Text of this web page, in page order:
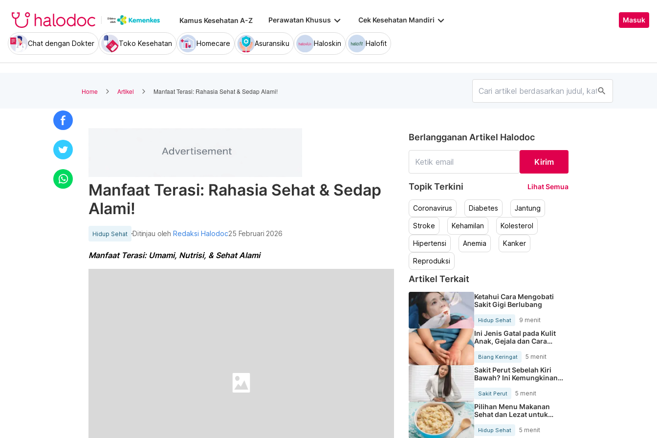
Kamus Kesehatan A-Z Perawatan Khusus keyboard_arrow_down Cek Kesehatan Mandiri keyboard_arrow_down Masuk
Chat dengan Dokter Toko Kesehatan Homecare Asuransiku Haloskin Halofit
Home Artikel Manfaat Terasi: Rahasia Sehat & Sedap Alami! search
Manfaat Terasi: Rahasia Sehat & Sedap
Alami!
Hidup Sehat Ditinjau olehRedaksi Halodoc25 Februari 2026
Manfaat Terasi: Umami, Nutrisi, & Sehat Alami
Berlangganan Artikel Halodoc
Kirim
Topik Terkini Lihat Semua
Coronavirus Diabetes Jantung
Stroke Kehamilan Kolesterol
Hipertensi Anemia Kanker
Reproduksi
Artikel Terkait
Ketahui Cara Mengobati
Sakit Gigi Berlubang
Hidup Sehat 9 menit
Ini Jenis Gatal pada Kulit
Anak, Gejala dan Cara
Mengobatinya
Biang Keringat 5 menit
Sakit Perut Sebelah Kiri
Bawah? Ini Kemungkinan
Sakit Perut 5 menit
Pilihan Menu Makanan
Sehat dan Lezat untuk
Mengurangi Kolesterol
Hidup Sehat 5 menit